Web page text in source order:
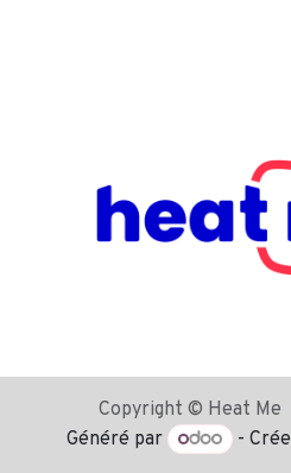
Copyright © Heat Me
Généré par -